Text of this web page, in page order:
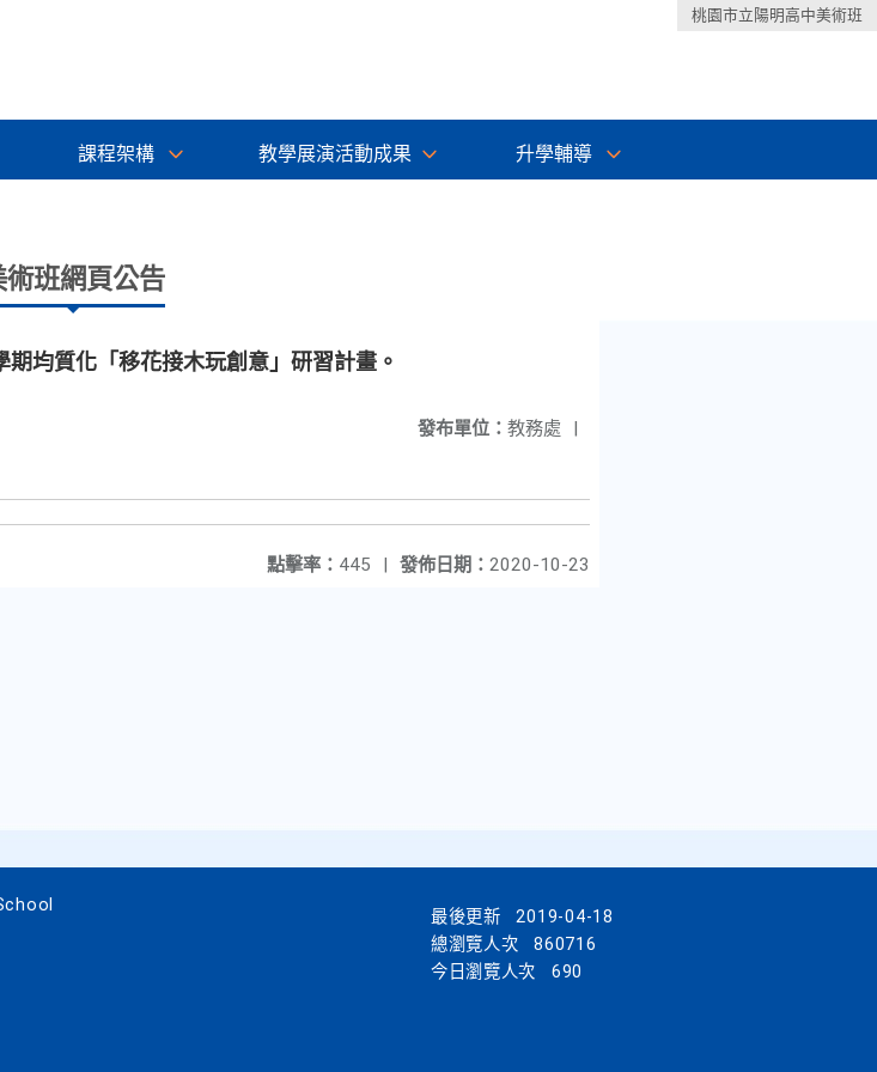
桃園市立陽明高中美術班
課程架構 教學展演活動成果 升學輔導
術班網頁公告
均質化「移花接木玩創意」研習計畫。
發布單位： 教務處 |
發佈日期： 2020-10-23
點擊率： 445 |
最後更新
2019-04-18
總瀏覽人次
860716
今日瀏覽人次
690